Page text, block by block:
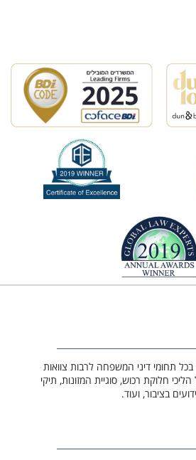
בכל תחומי דיני המשפחה לרבות צוואות
הליכי חלוקת רכוש, סוגיית המזונות, תיקי
בציבור, ועוד.